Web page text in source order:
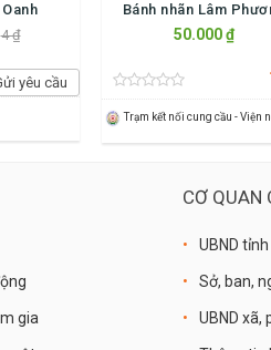
4 ₫
yêu cầu
Bánh nhãn Lâm
50.000 ₫
gia
CƠ QUAN
UBND
Sở, ban,
UBND xã,